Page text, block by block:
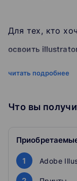
Для тех, кто
освоить
научиться
начать путь в
любой сфере
читать подробнее
Что вы
1 Adobe